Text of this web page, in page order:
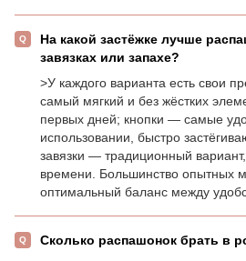
На какой застёжке лучше
завязках или запахе?
>У каждого варианта есть свои
самый мягкий и без жёстких
первых дней; кнопки — самые
использовании, быстро
завязки — традиционный
времени. Большинство опытных
оптимальный баланс между
Сколько распашонок брать в